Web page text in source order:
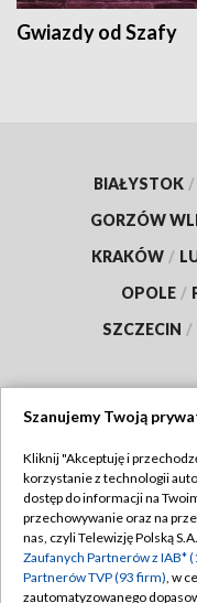
Gwiazdy od Szafy
BIAŁYSTOK /
GORZÓW
KRAKÓW /
OPOLE /
SZCZECIN /
Abonament TVP
Emisja w TVP
Centrum informacji
Szanujemy Twoją
Kliknij "Akceptuję i
korzystanie z technologii
dostęp do informacji na
przechowywanie oraz na
nas, czyli Telewizję Polską
Zaufanych Partnerów z IAB*
Partnerów TVP (93 firm), w
zautomatyzowanego